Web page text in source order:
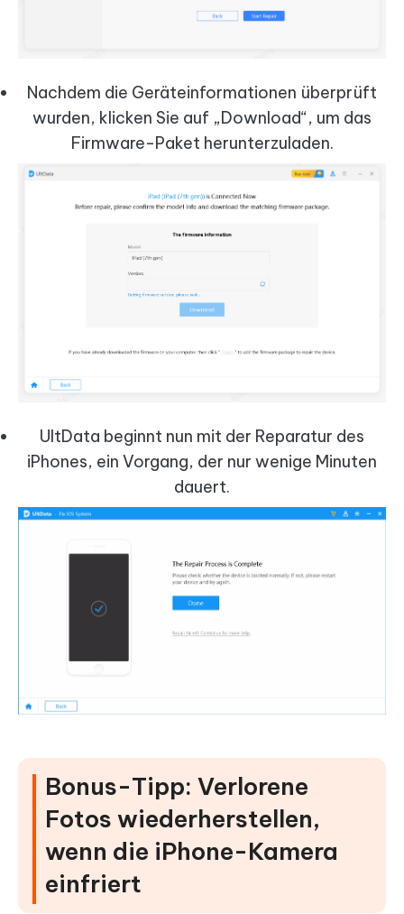
Nachdem die Geräteinformationen überprüft
wurden, klicken Sie auf „Download“, um das
Firmware-Paket herunterzuladen.
UltData beginnt nun mit der Reparatur des
iPhones, ein Vorgang, der nur wenige Minuten
dauert.
Bonus-Tipp: Verlorene
Fotos wiederherstellen,
wenn die iPhone-Kamera
einfriert